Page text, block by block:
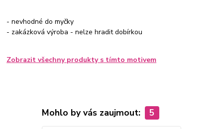
- nevhodné do myčky
- zakázková výroba - nelze hradit dobírkou
Zobrazit všechny produkty s tímto motivem
Mohlo by vás zaujmout: 5